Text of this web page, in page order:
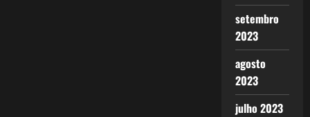
setembro
2023
agosto
2023
julho 2023